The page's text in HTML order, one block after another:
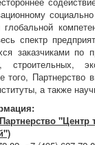
спектр
заказчиками по
строительных,
того,
а также